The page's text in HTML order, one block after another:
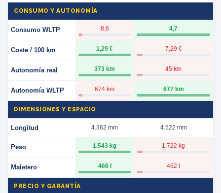
CONSUMO Y AUTONOMÍA
Consumo WLTP 8,6 4,7
Coste / 100 km 1,29 € 7,29 €
Autonomía real 373 km 45 km
Autonomía WLTP 674 km 677 km
DIMENSIONES Y ESPACIO
Longitud 4.362 mm 4.522 mm
Peso 1.543 kg 1.722 kg
Maletero 466 l 462 l
PRECIO Y GARANTÍA